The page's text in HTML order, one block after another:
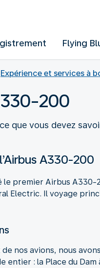
Flying
Expérience et services à
200
que vous devez
A330-200
le premier Airbus
Electric. Il voyage
nos avions, nous
entier : la Place du